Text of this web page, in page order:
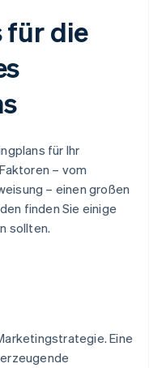
für die
für Ihr
– vom
– einen großen
finden Sie einige
sollten.
Eine